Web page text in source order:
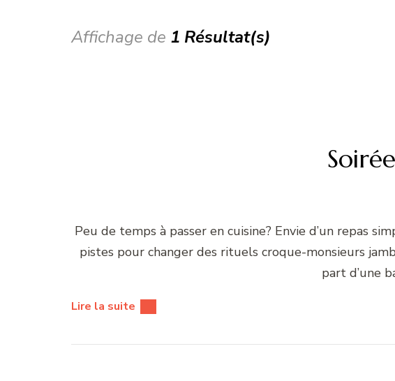
Affichage de 1 Résultat(s)
Peu de temps à passer en cuisine? Envie d’un repas
pistes pour changer des rituels croque-monsieurs
part d’une
Lire la suite